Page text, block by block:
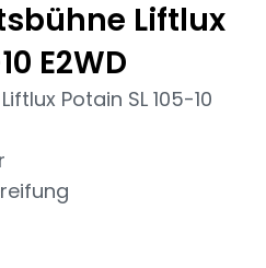
Liftlux
E2WD
Potain SL 105-10